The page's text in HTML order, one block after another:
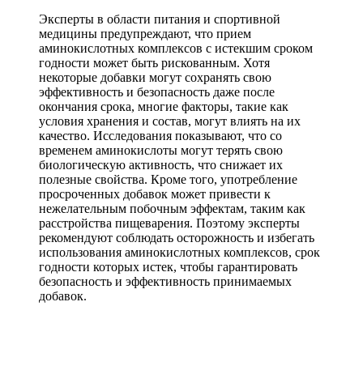
Эксперты в области питания и спортивной
медицины предупреждают, что прием
аминокислотных комплексов с истекшим сроком
годности может быть рискованным. Хотя
некоторые добавки могут сохранять свою
эффективность и безопасность даже после
окончания срока, многие факторы, такие как
условия хранения и состав, могут влиять на их
качество. Исследования показывают, что со
временем аминокислоты могут терять свою
биологическую активность, что снижает их
полезные свойства. Кроме того, употребление
просроченных добавок может привести к
нежелательным побочным эффектам, таким как
расстройства пищеварения. Поэтому эксперты
рекомендуют соблюдать осторожность и избегать
использования аминокислотных комплексов, срок
годности которых истек, чтобы гарантировать
безопасность и эффективность принимаемых
добавок.